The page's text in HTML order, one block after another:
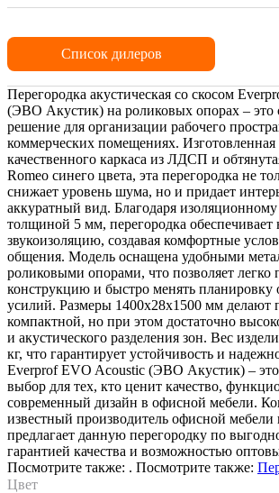
Список дилеров
Перегородка акустическая со скосом
(ЭВО Акустик) на роликовых опорах – это
решение для организации рабочего
коммерческих помещениях. Изготовленная
качественного каркаса из ЛДСП и
Romeo синего цвета, эта перегородка не
снижает уровень шума, но и придает
аккуратный вид. Благодаря
толщиной 5 мм, перегородка
звукоизоляцию, создавая комфортные
общения. Модель оснащена удобными
роликовыми опорами, что позволяет легко
конструкцию и быстро менять планировку
усилий. Размеры 1400х28х1500 мм делают
компактной, но при этом достаточно
и акустического разделения зон. Вес
кг, что гарантирует устойчивость и
Everprof EVO Acoustic (ЭВО Акустик) –
выбор для тех, кто ценит качество,
современный дизайн в офисной мебели.
известный производитель офисной мебели
предлагает данную перегородку по
гарантией качества и возможностью
Посмотрите также: . Посмотрите также:
Цвет